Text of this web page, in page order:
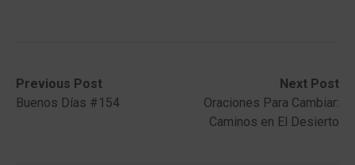
Post
navigation
Previous Post
Previous
post:Buenos Días #154
Next Post
Next
post:
Oraciones Para Cambiar:
Caminos en El Desierto